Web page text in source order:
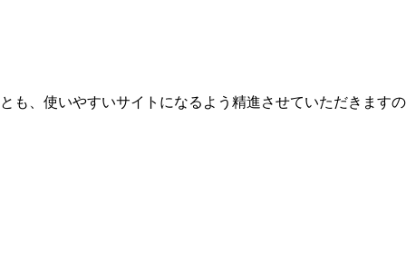
も、使いやすいサイトになるよう精進させていただきますの